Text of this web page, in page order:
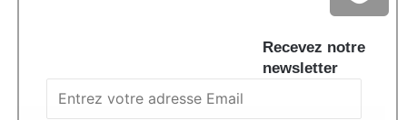
Recevez notre
newsletter